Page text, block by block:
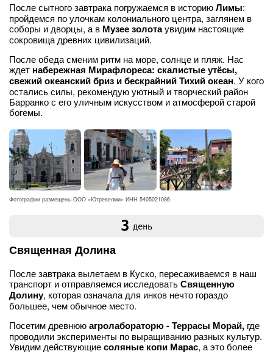
После сытного завтрака погружаемся в историюЛимы:
пройдемся по улочкам колониального центра, заглянем в
соборы и дворцы, а в Музее золотаувидим настоящие
сокровища древних цивилизаций.
После обеда сменим ритм на море, солнце и пляж. Нас
ждет набережная Мирафлореса: скалистые утёсы,
свежий океанский бриз и бескрайний Тихий океан. У кого
остались силы, рекомендую уютный и творческий район
Барранко с его уличным искусством и атмосферой старой
богемы.
Фотографии размещены ООО «Ютревелми» ИНН 5405021086
3 день
Священная Долина
После завтрака вылетаем в Куско, пересаживаемся в наш
транспорт и отправляемся исследоватьСвященную
Долину, которая означала для инков нечто гораздо
большее, чем обычное место.
Посетим древнююагролабораторю - Террасы Морай, где
проводили эксперименты по выращиванию разных культур.
Увидим действующиесоляные копи Марас, а это более